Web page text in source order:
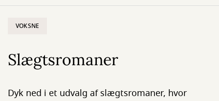
VOKSNE
Slægtsromaner
Dyk ned i et udvalg af slægtsromaner, hvor